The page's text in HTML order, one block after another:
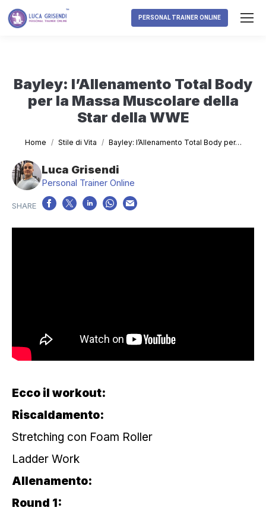
PERSONAL TRAINER ONLINE
Bayley: l’Allenamento Total Body
per la Massa Muscolare della
Star della WWE
Tu sei qui:
Home Stile di Vita Bayley: l’Allenamento Total Body per…
Luca Grisendi
Personal Trainer Online
Ecco il workout:
Riscaldamento:
Stretching con Foam Roller
Ladder Work
Allenamento:
Round 1: